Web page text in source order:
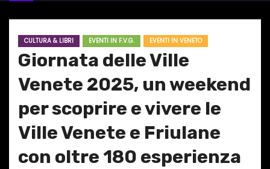
CULTURA & LIBRI EVENTI IN F.V.G. EVENTI IN VENETO
Giornata delle Ville
Venete 2025, un weekend
per scoprire e vivere le
Ville Venete e Friulane
con oltre 180 esperienza